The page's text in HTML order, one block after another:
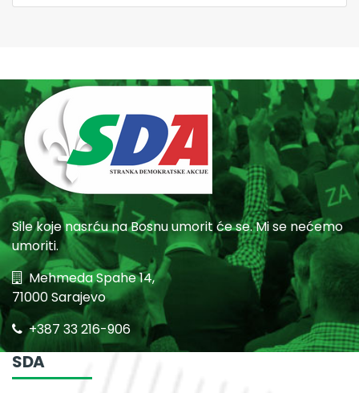
Sile koje nasrću na Bosnu umorit će se. Mi se nećemo
umoriti.
Mehmeda Spahe 14,
71000 Sarajevo
+387 33 216-906
SDA